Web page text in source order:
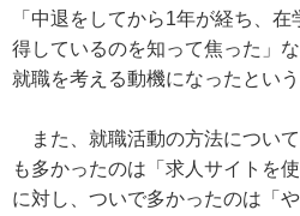
「中退をしてから1年が経ち、
得しているのを知って焦った」
就職を考える動機になったとい
また、就職活動の方法につい
も多かったのは「求人サイトを
に対し、ついで多かったのは「